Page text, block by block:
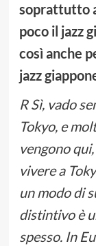
soprattutto
poco il jazz
così anche
jazz
R Sì, vado
Tokyo, e
vengono
vivere a
un modo di
distintivo è
spesso. In